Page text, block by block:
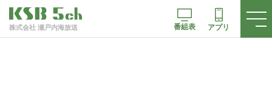
株式会社 瀬戸内海放送 番組表 アプリ